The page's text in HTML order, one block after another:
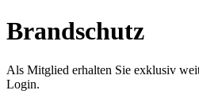
Brandschutz
Als Mitglied erhalten Sie exklusiv
Login.